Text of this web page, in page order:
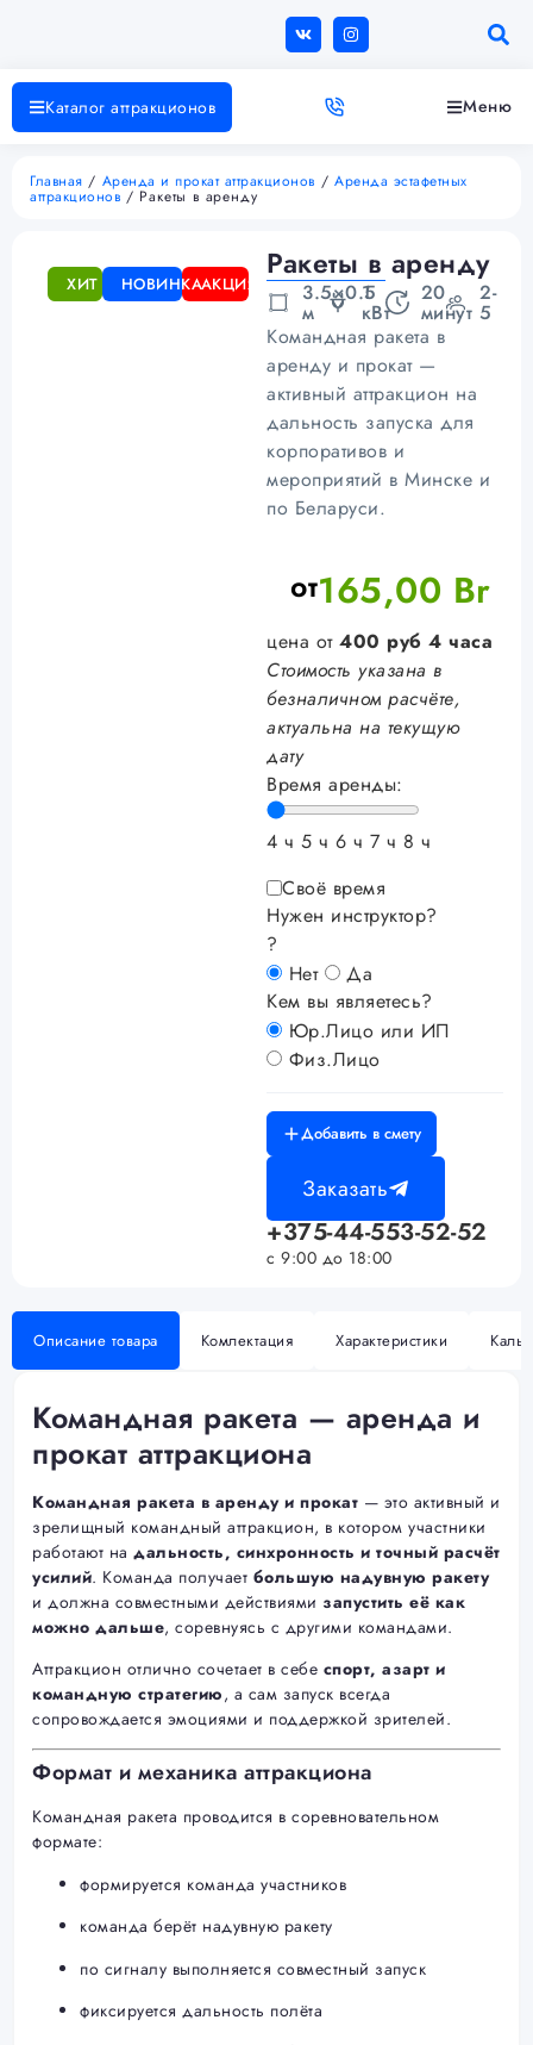
Каталог аттракционов Меню
Главная / Аренда и прокат аттракционов /Аренда эстафетных
аттракционов / Ракеты в аренду
АКЦИЯ
НОВИНКА
ХИТ
Ракеты в аренду
3.5×0.5
м
1
кВт
20
минут
2-
5
Командная ракета в
аренду и прокат —
активный аттракцион на
дальность запуска для
корпоративов и
мероприятий в Минске и
по Беларуси.
от165,00 Br
цена от 400 руб 4 часа
Стоимость указана в
безналичном расчёте,
актуальна на текущую
дату
Время аренды:
4 ч 5 ч 6 ч 7 ч 8 ч
Своё время
Нужен инструктор?
?
Нет
Да
Кем вы являетесь?
Юр.Лицо или ИП
Физ.Лицо
Добавить в смету
Заказать
+375-44-553-52-52
с 9:00 до 18:00
Описание товара Комлектация Характеристики
Командная ракета — аренда и
прокат аттракциона
Командная ракета в аренду и прокат — это активный и
зрелищный командный аттракцион, в котором участники
работают на дальность, синхронность и точный расчёт
усилий. Команда получает большую надувную ракету
и должна совместными действиями запустить её как
можно дальше, соревнуясь с другими командами.
Аттракцион отлично сочетает в себе спорт, азарт и
командную стратегию, а сам запуск всегда
сопровождается эмоциями и поддержкой зрителей.
Формат и механика аттракциона
Командная ракета проводится в соревновательном
формате:
формируется команда участников
команда берёт надувную ракету
по сигналу выполняется совместный запуск
фиксируется дальность полёта